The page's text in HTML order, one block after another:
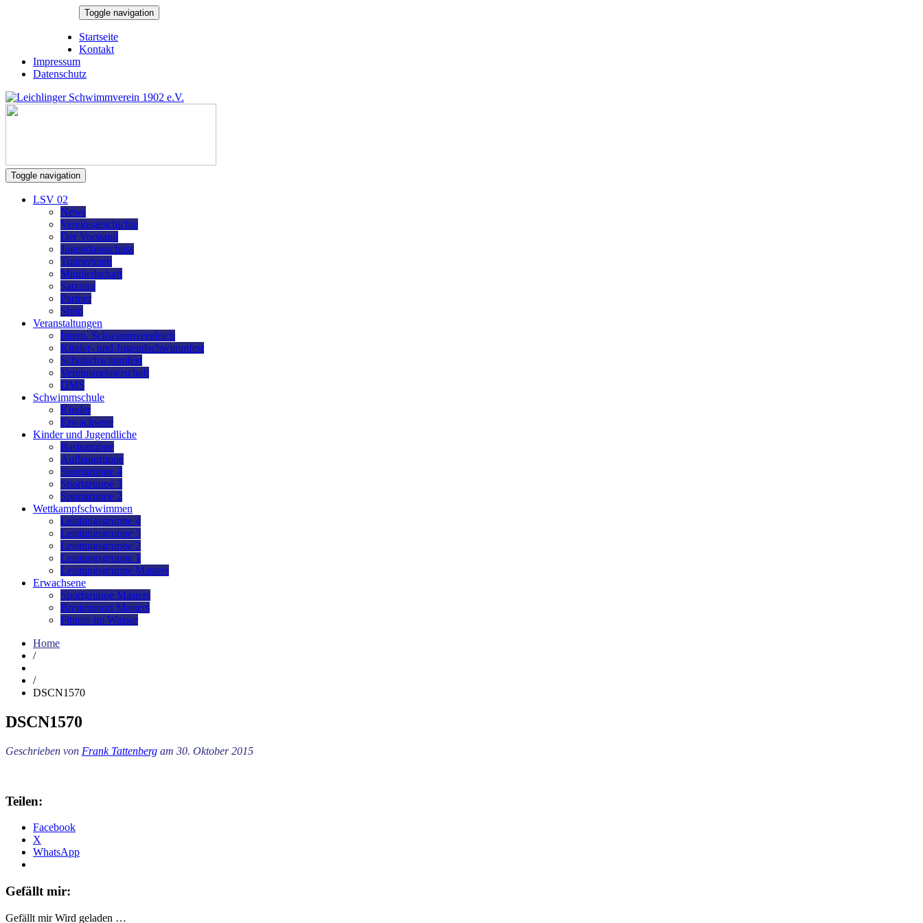
Toggle navigation
Startseite
Kontakt
Impressum
Datenschutz
Toggle navigation
LSV 02
News
Vereinsgeschichte
Der Vorstand
Jugendausschuss
Trainerteam
Mitgliedschaft
Satzung
Partner
Shop
Veranstaltungen
Intern. Schwimmvergleich
Kinder- und Jugendschwimmfest
Schulschwimmfest
Vereinsmeisterschaft
DMS
Schwimmschule
Kinder
Erwachsene
Kinder und Jugendliche
Basisgruppe
Aufbaugruppe
Sportgruppe 4
Sportgruppe 3
Sportgruppe 2
Wettkampfschwimmen
Leistungsgruppe 4
Leistungsgruppe 3
Leistungsgruppe 2
Leistungsgruppe 1
Leistungsgruppe Masters
Erwachsene
Sportgruppe Masters
Breitensport Masters
Fitness im Wasser
Home
/
/
DSCN1570
DSCN1570
Geschrieben von Frank Tattenberg am 30. Oktober 2015
Teilen:
Facebook
X
WhatsApp
Gefällt mir:
Gefällt mir Wird geladen …